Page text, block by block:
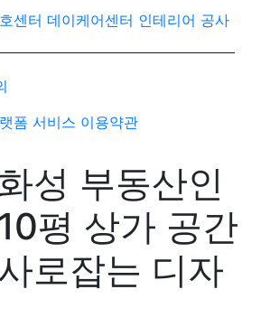
센터 데이케어센터 인테리어 공사
폼 서비스 이용약관
성 부동산인
평 상가 공간
로잡는 디자